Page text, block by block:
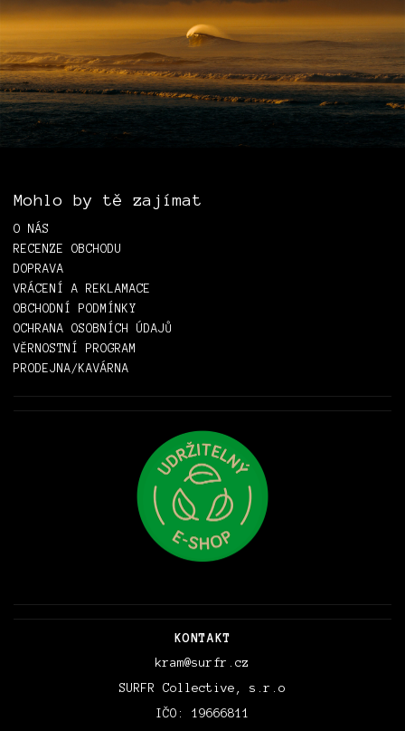
Mohlo by tě zajímat
O NÁS
RECENZE OBCHODU
DOPRAVA
VRÁCENÍ A REKLAMACE
OBCHODNÍ PODMÍNKY
OCHRANA OSOBNÍCH ÚDAJŮ
VĚRNOSTNÍ PROGRAM
PRODEJNA/KAVÁRNA
KONTAKT
kram@surfr.cz
SURFR Collective, s.r.o
IČO: 19666811